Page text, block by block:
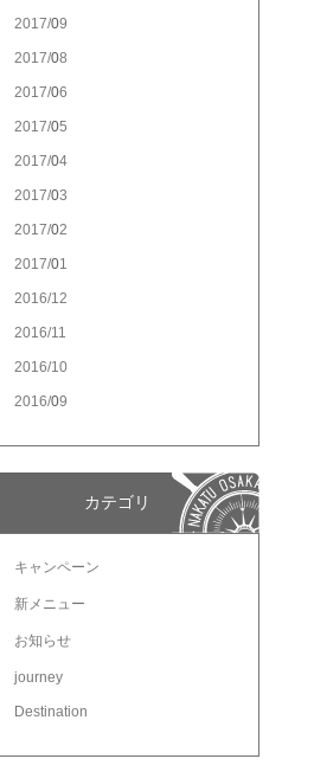
2017/ 9
2017/ 8
2017/ 6
2017/ 5
2017/ 4
2017/ 3
2017/ 2
2017/ 1
2016/12
2016/11
2016/10
2016/ 9
カテゴリ
キャンペーン
新メニュー
お知らせ
journey
Destination